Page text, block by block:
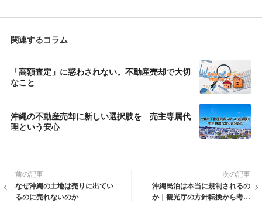
関連するコラム
「高額査定」に惑わされない。不動産売却で大切
なこと
沖縄の不動産売却に新しい選択肢を 売主専属代
理という安心
前の記事
なぜ沖縄の土地は売りに出てい
るのに売れないのか
次の記事
沖縄民泊は本当に規制されるの
か｜観光庁の方針転換から考え